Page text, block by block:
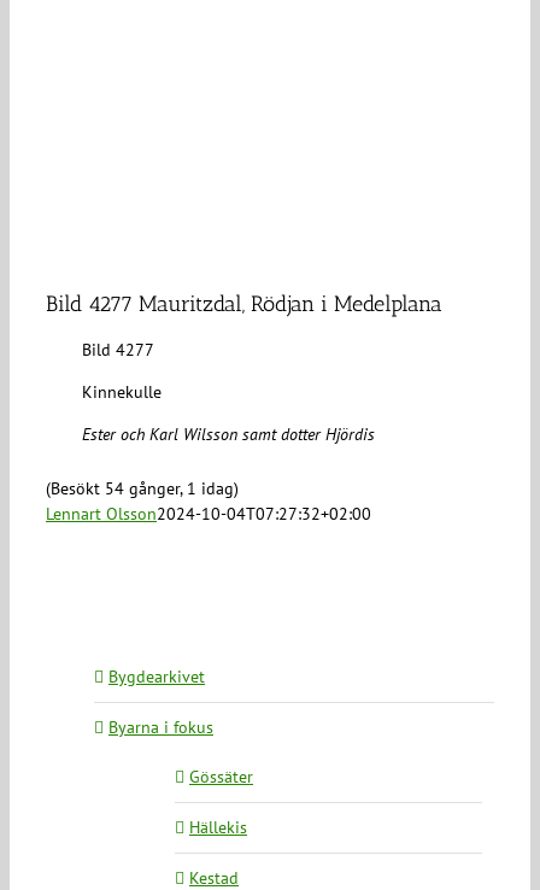
Bild 4277 Mauritzdal, Rödjan i Medelplana
Bild 4277
Kinnekulle
Ester och Karl Wilsson samt dotter Hjördis
(Besökt 54 gånger, 1 idag)
Lennart Olsson2024-10-04T07:27:32+02:00
Bygdearkivet
Byarna i fokus
Gössäter
Hällekis
Kestad